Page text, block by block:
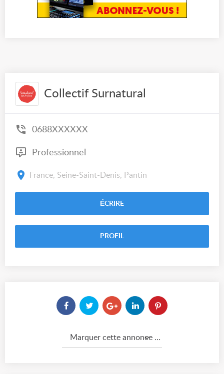
Collectif Surnatural
0688XXXXXX
Professionnel
France, Seine-Saint-Denis, Pantin
ÉCRIRE
PROFIL
Marquer cette annonce comme...